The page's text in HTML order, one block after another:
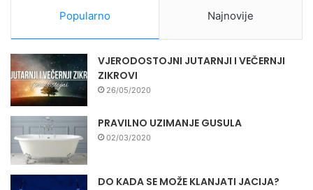
Popularno Najnovije
VJERODOSTOJNI JUTARNJI I VEČERNJI
ZIKROVI
26/05/2020
PRAVILNO UZIMANJE GUSULA
02/03/2020
DO KADA SE MOŽE KLANJATI JACIJA?